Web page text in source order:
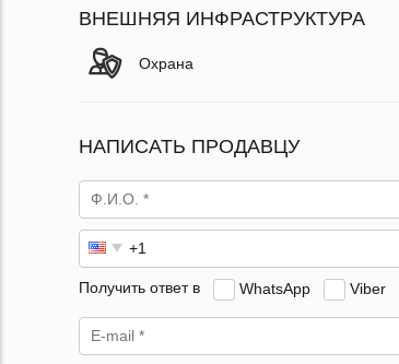
ВНЕШНЯЯ ИНФРАСТРУКТУРА
Охрана
НАПИСАТЬ ПРОДАВЦУ
Получить ответ в WhatsApp Viber